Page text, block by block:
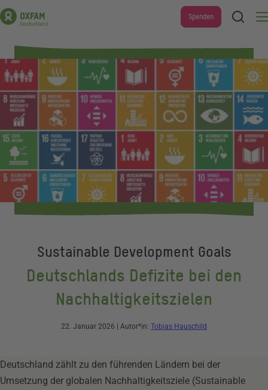
Direkt
zum
Spenden Suche
Sustainable Development Goals
Deutschlands Defizite bei den
Nachhaltigkeitszielen
22. Januar 2026 | Autor*in: Tobias Hauschild
Deutschland zählt zu den führenden Ländern bei der
Umsetzung der globalen Nachhaltigkeitsziele (Sustainable